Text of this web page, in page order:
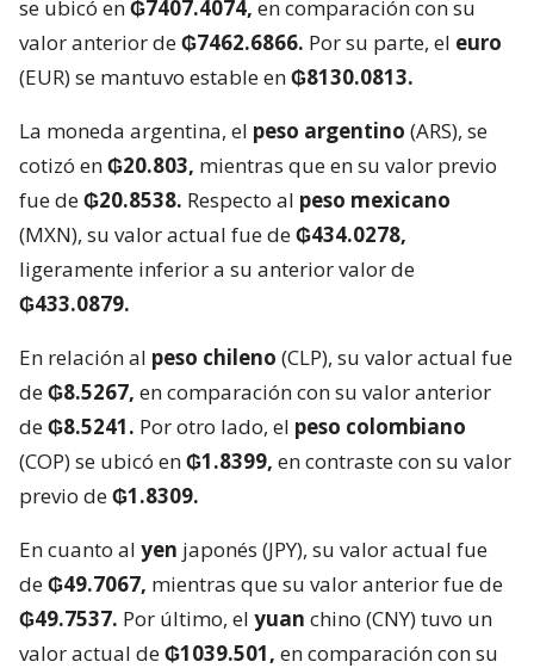
se ubicó en₲7407.4074, en comparación con su
valor anterior de₲7462.6866. Por su parte, el euro
(EUR) se mantuvo estable en₲8130.0813.
La moneda argentina, el peso argentino (ARS), se
cotizó en₲20.803, mientras que en su valor previo
fue de₲20.8538. Respecto al peso mexicano
(MXN), su valor actual fue de₲434.0278,
ligeramente inferior a su anterior valor de
₲433.0879.
En relación al peso chileno (CLP), su valor actual fue
de₲8.5267, en comparación con su valor anterior
de₲8.5241. Por otro lado, el peso colombiano
(COP) se ubicó en₲1.8399, en contraste con su valor
previo de₲1.8309.
En cuanto al yen japonés (JPY), su valor actual fue
de₲49.7067, mientras que su valor anterior fue de
₲49.7537. Por último, el yuan chino (CNY) tuvo un
valor actual de₲1039.501, en comparación con su